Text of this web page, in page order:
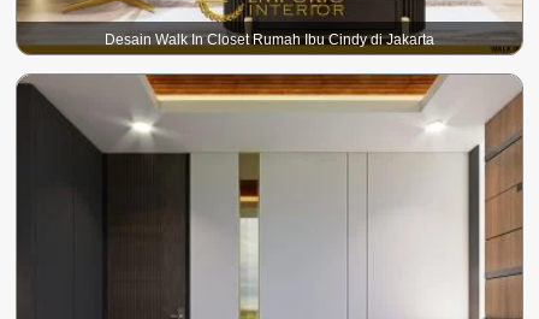
Desain Walk In Closet Rumah Ibu Cindy di Jakarta